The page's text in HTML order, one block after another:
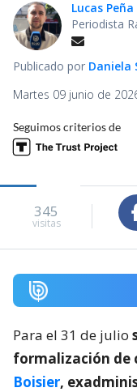
Lucas
Periodista
Publicado por Daniela
Martes 09 junio de
Seguimos criterios de
345
visitas
Para el 31 de julio
formalización de
Boisier,